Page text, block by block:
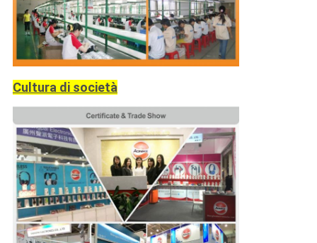
Cultura di società